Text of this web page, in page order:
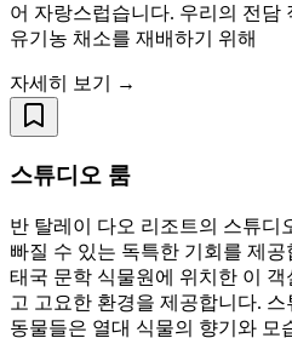
어 자랑스럽습니다. 우리의 전담
유기농 채소를 재배하기 위해
자세히 보기 →
스튜디오 룸
반 탈레이 다오 리조트의 스튜디
빠질 수 있는 독특한 기회를 제
태국 문학 식물원에 위치한 이
고 고요한 환경을 제공합니다.
동물들은 열대 식물의 향기와 모